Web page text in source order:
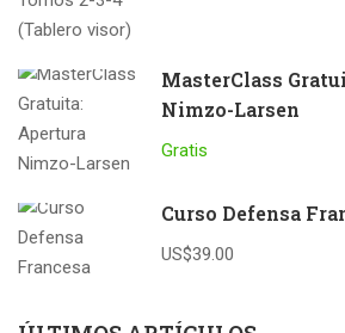
MasterClass
Nimzo-Larsen
Gratis
Curso Defensa
US$39.00